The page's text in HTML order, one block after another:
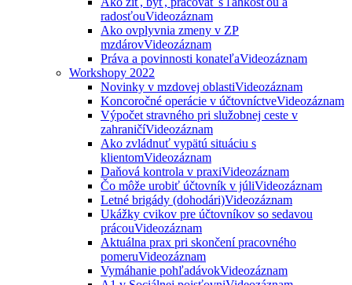
radosťouVideozáznam
Ako ovplyvnia zmeny v ZP
mzdárovVideozáznam
Práva a povinnosti konateľaVideozáznam
Workshopy 2022
Novinky v mzdovej oblastiVideozáznam
Koncoročné operácie v účtovníctveVideozáznam
Výpočet stravného pri služobnej ceste v
zahraničíVideozáznam
Ako zvládnuť vypätú situáciu s
klientomVideozáznam
Daňová kontrola v praxiVideozáznam
Čo môže urobiť účtovník v júliVideozáznam
Letné brigády (dohodári)Videozáznam
Ukážky cvikov pre účtovníkov so sedavou
prácouVideozáznam
Aktuálna prax pri skončení pracovného
pomeruVideozáznam
Vymáhanie pohľadávokVideozáznam